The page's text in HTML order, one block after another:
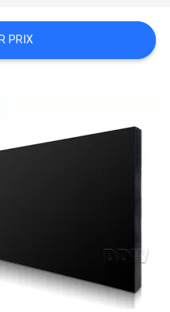
PRIX